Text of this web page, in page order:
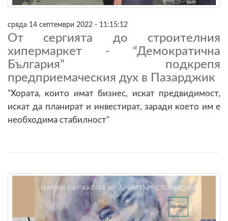
сряда 14 септември 2022 - 11:15:12
От сергията до строителния
хипермаркет - “Демократична
България” подкрепя
предприемаческия дух в Пазарджик
"Хората, които имат бизнес, искат предвидимост,
искат да планират и инвестират, заради което им е
необходима стабилност"